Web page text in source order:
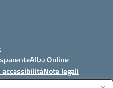
Albo Online
accessibilitàNote legali